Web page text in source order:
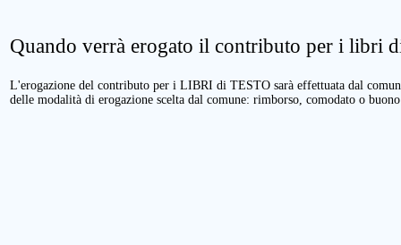
Quando verrà erogato il contributo per i libri
L'erogazione del contributo per i LIBRI di TESTO sarà effettuata dal
delle modalità di erogazione scelta dal comune: rimborso, comodato o